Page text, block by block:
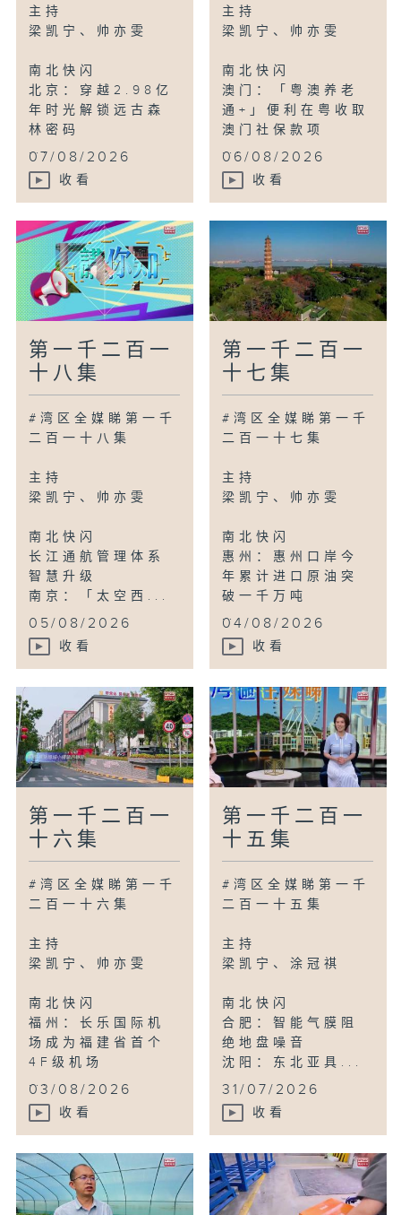
合肥：去逍遥津公园赴「国色」之约
沈阳：浑河两岸成市民「微度假」新去处
讲你知
香港：活化旧油麻地警署
鸟瞰神州
无锡：惠山古镇杜鹃花海进入观赏期
主持
梁凯宁、帅亦雯
南北快闪
北京：穿越2.98亿
年时光解锁远古森
林密码
...
07/08/2026
收看
主持
梁凯宁、帅亦雯
南北快闪
澳门：「粤澳养老
通+」便利在粤收取
澳门社保款项
...
06/08/2026
收看
第一千二百一
十八集
#湾区全媒睇第一千
二百一十八集
主持
梁凯宁、帅亦雯
南北快闪
长江通航管理体系
智慧升级
南京：「太空西...
05/08/2026
收看
第一千二百一
十七集
#湾区全媒睇第一千
二百一十七集
主持
梁凯宁、帅亦雯
南北快闪
惠州：惠州口岸今
年累计进口原油突
破一千万吨
...
04/08/2026
收看
第一千二百一
十六集
#湾区全媒睇第一千
二百一十六集
主持
梁凯宁、帅亦雯
南北快闪
福州：长乐国际机
场成为福建省首个
4F级机场
...
03/08/2026
收看
第一千二百一
十五集
#湾区全媒睇第一千
二百一十五集
主持
梁凯宁、涂冠祺
南北快闪
合肥：智能气膜阻
绝地盘噪音
沈阳：东北亚具...
31/07/2026
收看